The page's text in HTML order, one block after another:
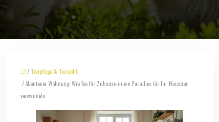
/ Tierpflege & Tierwohl
/ Abenteuer Wohnung: Wie Sie Ihr Zuhause in ein Paradies für Ihr Haustier
verwandeln